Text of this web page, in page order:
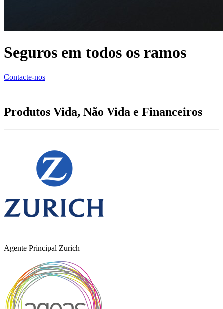
Seguros em todos os ramos
Contacte-nos
Produtos Vida, Não Vida e Financeiros
Agente Principal Zurich